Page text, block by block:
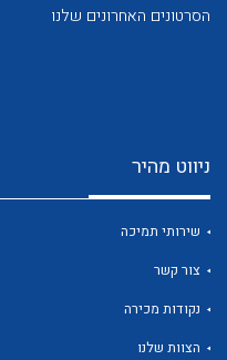
הסרטונים האחרונים שלנו
ניווט מהיר
שירותי תמיכה
צור קשר
נקודות מכירה
הצוות שלנו